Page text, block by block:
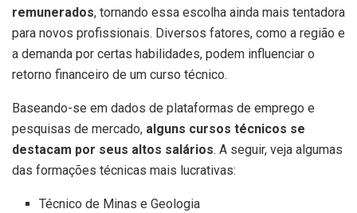
remunerados, tornando essa escolha ainda mais tentadora
para novos profissionais. Diversos fatores, como a região e
a demanda por certas habilidades, podem influenciar o
retorno financeiro de um curso técnico.
Baseando-se em dados de plataformas de emprego e
pesquisas de mercado, alguns cursos técnicos se
destacam por seus altos salários. A seguir, veja algumas
das formações técnicas mais lucrativas:
Técnico de Minas e Geologia